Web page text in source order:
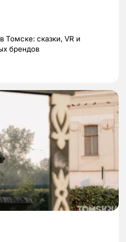
Томске: сказки, VR и
брендов